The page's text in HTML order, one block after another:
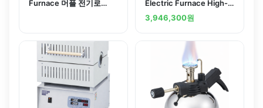
Furnace 머플 전기로
Electric Furnace High-
Temperature
Specification ROP-001H
3,946,300원